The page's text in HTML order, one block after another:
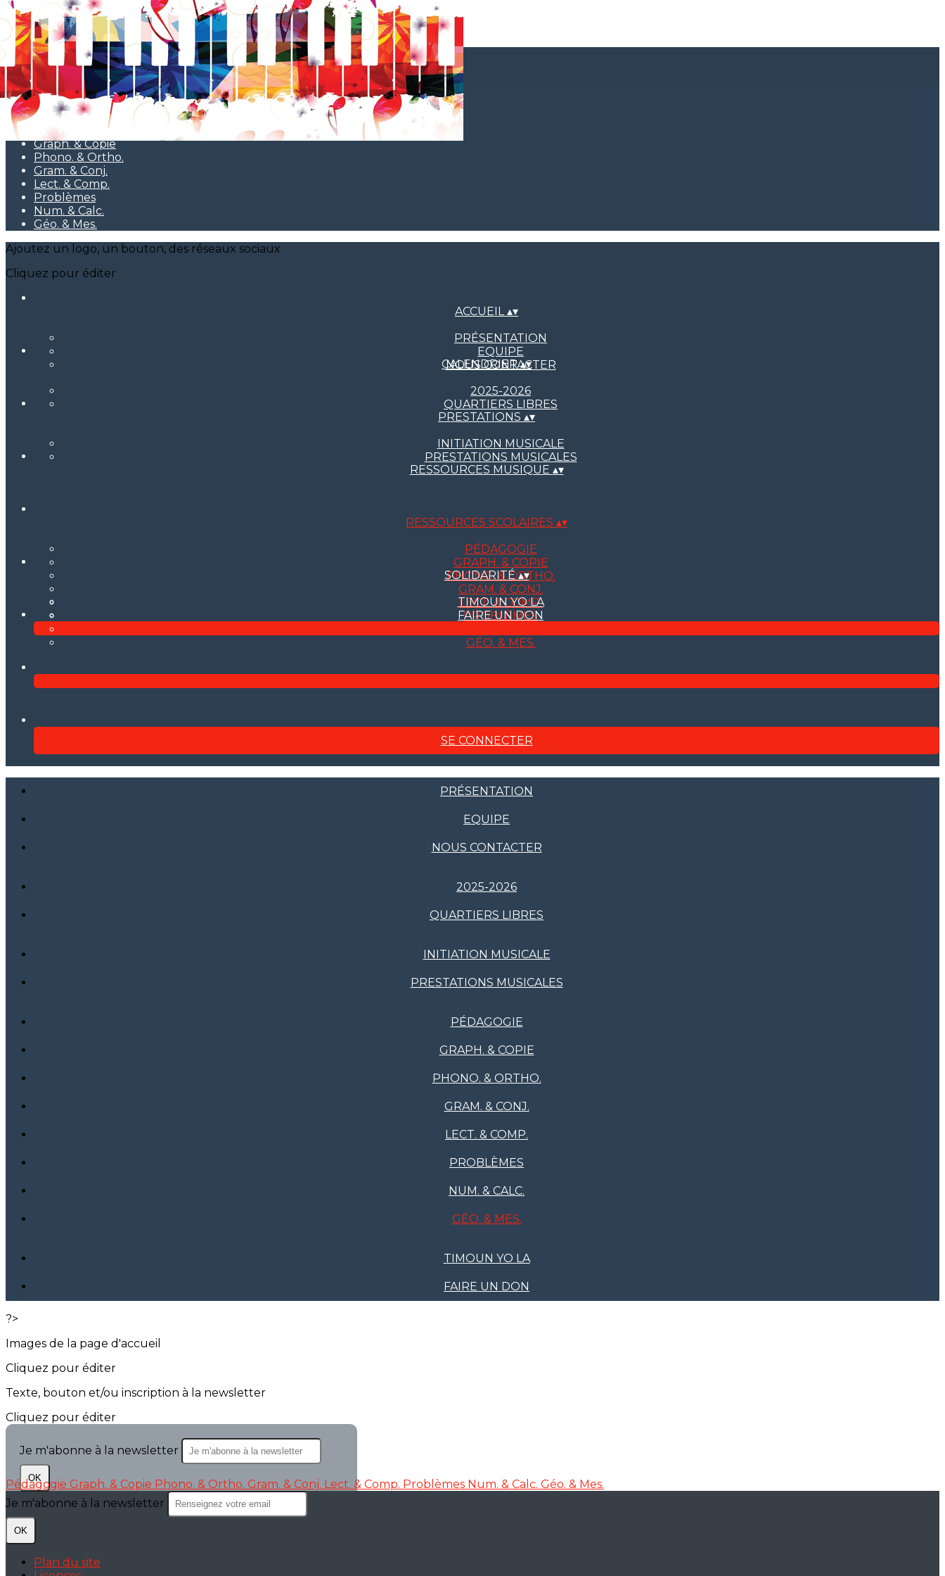
Exporter les lignes sélectionnées
Exporter toutes les colonnes
Exporter uniquement les colonnes affichées
Menu
<
>
Pédagogie
Graph. & Copie
Phono. & Ortho.
Gram. & Conj.
Lect. & Comp.
Problèmes
Num. & Calc.
Géo. & Mes.
Ajoutez un logo, un bouton, des réseaux sociaux
Cliquez pour éditer
ACCUEIL▴▾
PRÉSENTATION
EQUIPE
NOUS CONTACTER
CALENDRIER▴▾
2025-2026
QUARTIERS LIBRES
PRESTATIONS ▴▾
INITIATION MUSICALE
PRESTATIONS MUSICALES
RESSOURCES MUSIQUE ▴▾
RESSOURCES SCOLAIRES ▴▾
PÉDAGOGIE
GRAPH. & COPIE
PHONO. & ORTHO.
GRAM. & CONJ.
LECT. & COMP.
PROBLÈMES
GÉO. & MES.
SOLIDARITÉ▴▾
TIMOUN YO LA
FAIRE UN DON
SE CONNECTER
PRÉSENTATION
EQUIPE
NOUS CONTACTER
2025-2026
QUARTIERS LIBRES
INITIATION MUSICALE
PRESTATIONS MUSICALES
PÉDAGOGIE
GRAPH. & COPIE
PHONO. & ORTHO.
GRAM. & CONJ.
LECT. & COMP.
PROBLÈMES
NUM. & CALC.
GÉO. & MES.
TIMOUN YO LA
FAIRE UN DON
?>
Images de la page d'accueil
Cliquez pour éditer
Texte, bouton et/ou inscription à la newsletter
Cliquez pour éditer
Je m'abonne à la newsletter
OK
Pédagogie Graph. & Copie Phono. & Ortho. Gram. & Conj. Lect. & Comp. Problèmes Num. & Calc. Géo. & Mes.
Je m'abonne à la newsletter
OK
Plan du site